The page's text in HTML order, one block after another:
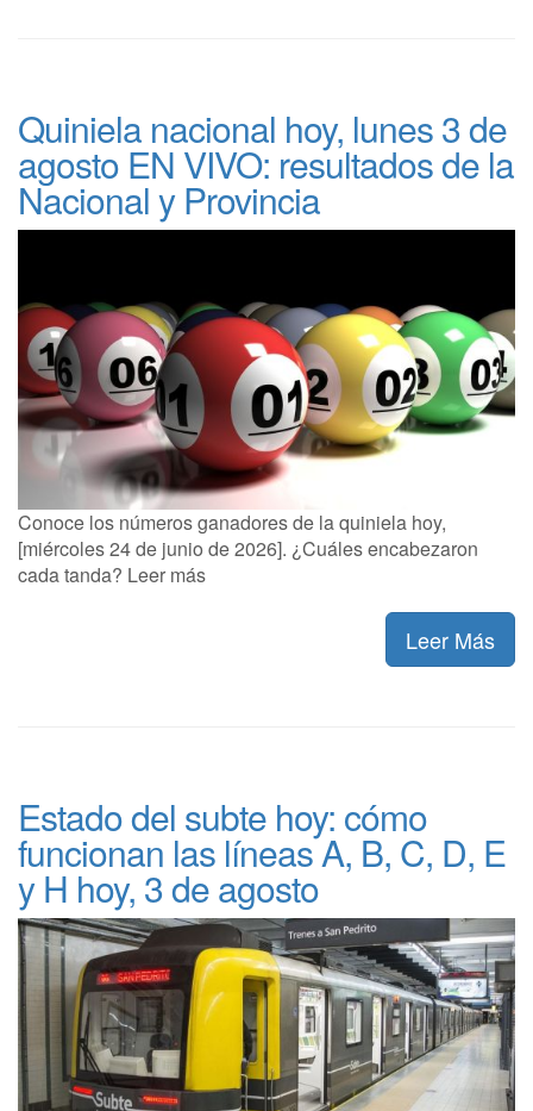
Quiniela nacional hoy, lunes 3 de
agosto EN VIVO: resultados de la
Nacional y Provincia
Conoce los números ganadores de la quiniela hoy,
[miércoles 24 de junio de 2026]. ¿Cuáles encabezaron
cada tanda? Leer más
Leer Más
Estado del subte hoy: cómo
funcionan las líneas A, B, C, D, E
y H hoy, 3 de agosto